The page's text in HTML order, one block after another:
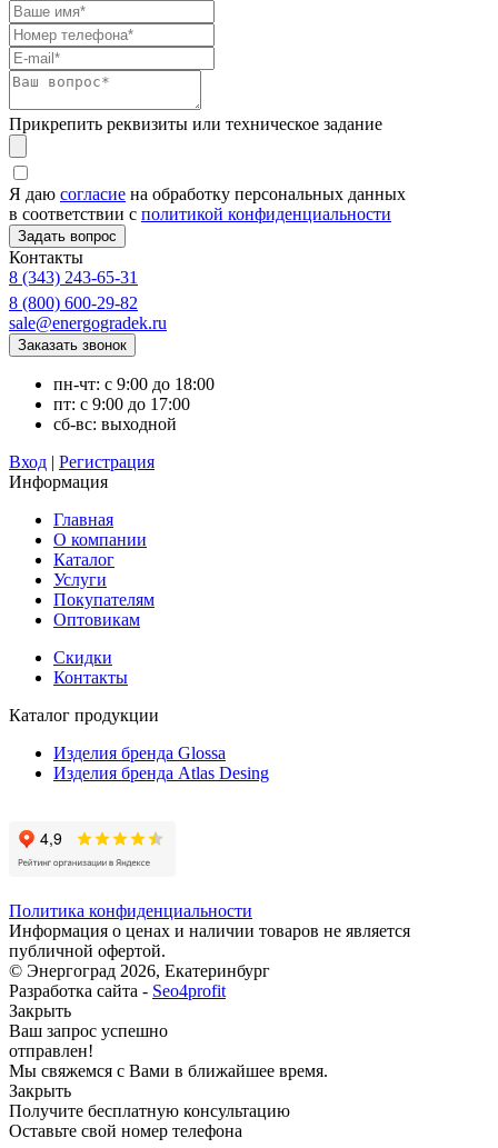
Прикрепить реквизиты или техническое задание
Я даю согласие на обработку персональных данных
в соответствии с политикой конфиденциальности
Контакты
8 (343) 243-65-31
8 (800) 600-29-82
sale@energogradek.ru
пн-чт: с 9:00 до 18:00
пт: с 9:00 до 17:00
сб-вс: выходной
Вход | Регистрация
Информация
Главная
О компании
Каталог
Услуги
Покупателям
Оптовикам
Скидки
Контакты
Каталог продукции
Изделия бренда Glossa
Изделия бренда Atlas Desing
Политика конфиденциальности
Информация о ценах и наличии товаров не является
публичной офертой.
© Энергоград 2026, Екатеринбург
Разработка сайта - Seo4profit
Закрыть
Ваш запрос успешно
отправлен!
Мы свяжемся с Вами в ближайшее время.
Закрыть
Получите бесплатную консультацию
Оставьте свой номер телефона